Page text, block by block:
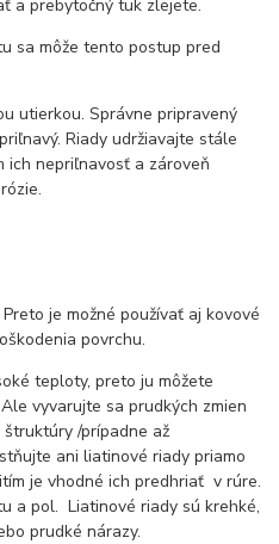
a prebytočný tuk zlejete.
sa môže tento postup pred
utierkou. Správne pripravený
Riady udržiavajte stále
ich nepriľnavosť a zároveň
je možné používať aj kovové
povrchu.
teploty, preto ju môžete
vyvarujte sa prudkých zmien
/prípadne až
ani liatinové riady priamo
je vhodné ich predhriať v rúre.
a pol. Liatinové riady sú krehké,
prudké nárazy.